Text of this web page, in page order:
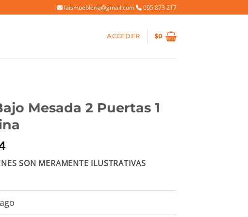
laismuebleria@gmail.com 095 873 217
ACCEDER $0
Mesada 2 Puertas 1
El
precio
actual
$2.394.
SON MERAMENTE ILUSTRATIVAS